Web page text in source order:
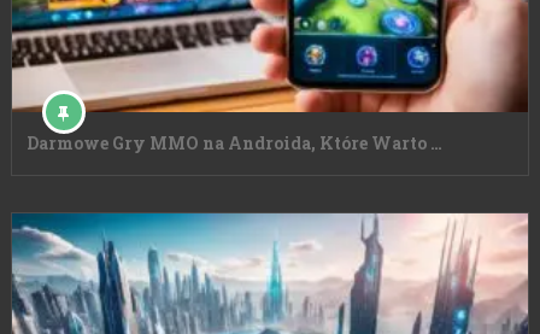
Darmowe Gry MMO na Androida, Które Warto …